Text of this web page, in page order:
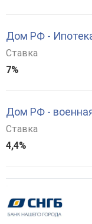
Дом РФ -
Ставка
7%
Дом РФ -
Ставка
4,4%